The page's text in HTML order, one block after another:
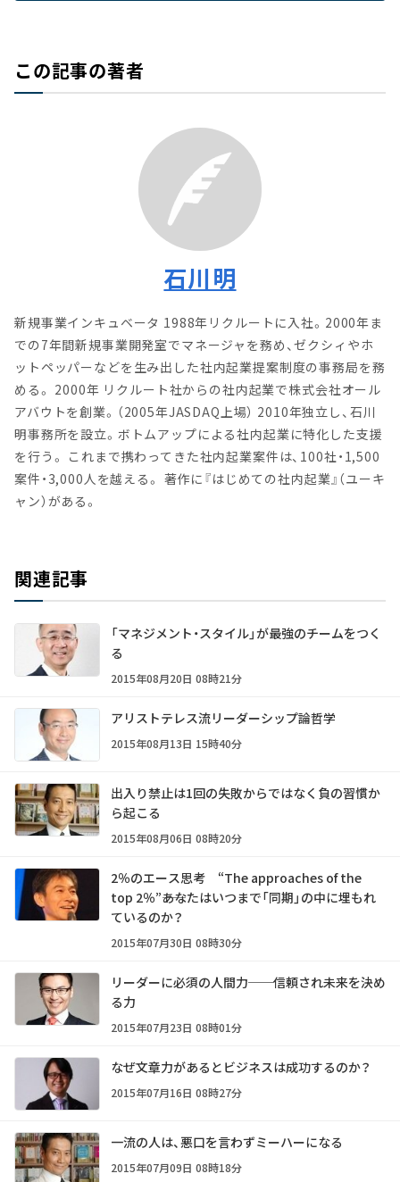
この記事の著者
石川明
新規事業インキュベータ 1988年リクルートに入社。2000年ま
での7年間新規事業開発室でマネージャを務め、ゼクシィやホ
ットペッパーなどを生み出した社内起業提案制度の事務局を務
める。 2000年 リクルート社からの社内起業で株式会社オール
アバウトを創業。（2005年JASDAQ上場） 2010年独立し、石川
明事務所を設立。ボトムアップによる社内起業に特化した支援
を行う。 これまで携わってきた社内起業案件は、100社・1,500
案件・3,000人を越える。 著作に『はじめての社内起業』（ユーキ
ャン）がある。
関連記事
「マネジメント・スタイル」が最強のチームをつく
る
2015年08月20日 08時21分
アリストテレス流リーダーシップ論哲学
2015年08月13日 15時40分
出入り禁止は1回の失敗からではなく負の習慣か
ら起こる
2015年08月06日 08時20分
2％のエース思考 “The approaches of the
top 2％”――あなたはいつまで「同期」の中に埋もれ
ているのか？
2015年07月30日 08時30分
リーダーに必須の人間力──信頼され未来を決め
る力
2015年07月23日 08時01分
なぜ文章力があるとビジネスは成功するのか？
2015年07月16日 08時27分
一流の人は、悪口を言わずミーハーになる
2015年07月09日 08時18分